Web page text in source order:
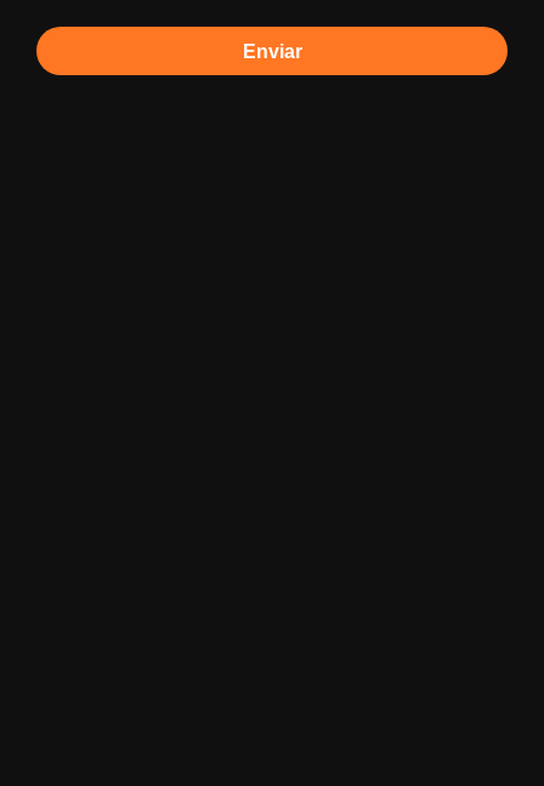
Enviar